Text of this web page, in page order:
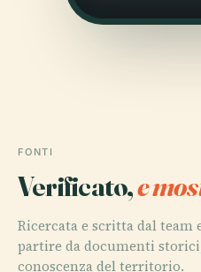
FONTI
Verificato,e
Ricercata e scritta dal
partire da documenti
conoscenza del territorio.